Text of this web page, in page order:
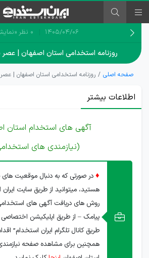
۱۴۰۵/۰۴/۰۶ 0 نظر
روزنامه استخدامی استان اصفهان | عصر شنبه ۶
صفحه اصلی روزنامه استخدامی استان اصفهان | عصر شنبه ۶
اطلاعات بیشتر
آگهی های استخدام استان
(نیازمندی های
♦ در صورتی که به دنبال موقعیت
هستید، میتوانید از طریق سایت ایران
روش های دریافت آگهی های
پیامک – از طریق اپلیکیشن اختصاصی
طریق کانال تلگرام ایران استخدام”
همچنین برای مشاهده صفحه